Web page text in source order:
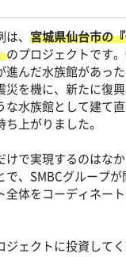
、 宮城県仙台市の
のプロジェクトです
進んだ水族館があっ
災を機に、新たに復
な水族館として建て直
ち上がりました。
けで実現するのはな
で、SMBCグループが
全体をコーディネー
ジェクトに投資してく